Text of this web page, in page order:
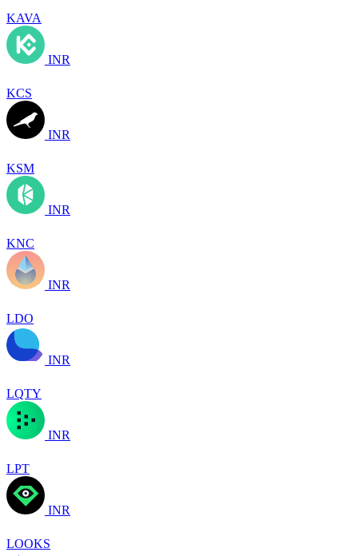
KAVA
INR
KCS
INR
KSM
INR
KNC
INR
LDO
INR
LQTY
INR
LPT
INR
LOOKS